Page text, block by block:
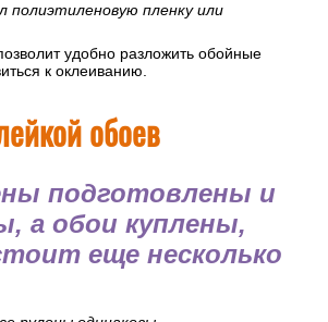
полиэтиленовую пленку или
удобно разложить обойные
к оклеиванию.
обоев
подготовлены и
а обои куплены,
еще несколько